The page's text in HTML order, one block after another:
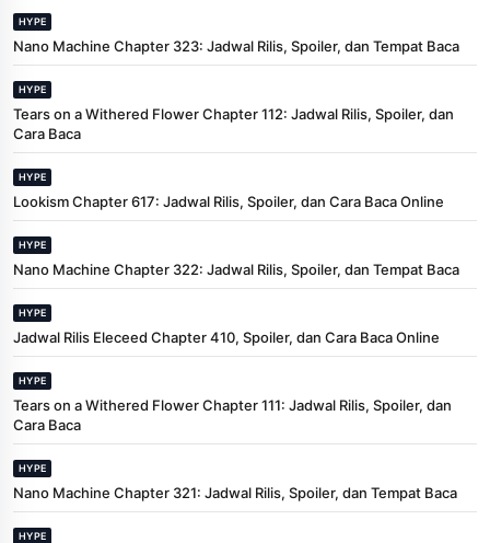
HYPE
Nano Machine Chapter 323: Jadwal Rilis, Spoiler, dan Tempat Baca
HYPE
Tears on a Withered Flower Chapter 112: Jadwal Rilis, Spoiler, dan
Cara Baca
HYPE
Lookism Chapter 617: Jadwal Rilis, Spoiler, dan Cara Baca Online
HYPE
Nano Machine Chapter 322: Jadwal Rilis, Spoiler, dan Tempat Baca
HYPE
Jadwal Rilis Eleceed Chapter 410, Spoiler, dan Cara Baca Online
HYPE
Tears on a Withered Flower Chapter 111: Jadwal Rilis, Spoiler, dan
Cara Baca
HYPE
Nano Machine Chapter 321: Jadwal Rilis, Spoiler, dan Tempat Baca
HYPE